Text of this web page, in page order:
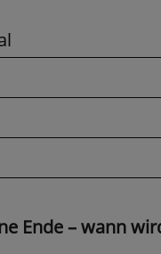
Ende – wann